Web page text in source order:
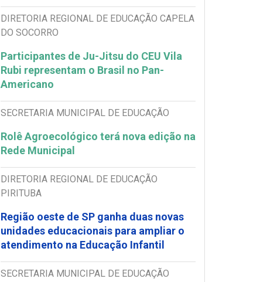
DIRETORIA REGIONAL DE EDUCAÇÃO CAPELA
DO SOCORRO
Participantes de Ju-Jitsu do CEU Vila
Rubi representam o Brasil no Pan-
Americano
SECRETARIA MUNICIPAL DE EDUCAÇÃO
Rolê Agroecológico terá nova edição na
Rede Municipal
DIRETORIA REGIONAL DE EDUCAÇÃO
PIRITUBA
Região oeste de SP ganha duas novas
unidades educacionais para ampliar o
atendimento na Educação Infantil
SECRETARIA MUNICIPAL DE EDUCAÇÃO